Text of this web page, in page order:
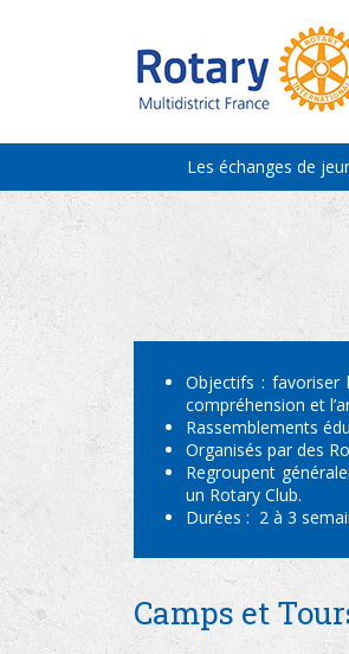
Les échanges de
Objectifs : favoriser
compréhension et
Rassemblements
Organisés par des
Regroupent
un Rotary Club.
Durées : 2 à 3
Camps et